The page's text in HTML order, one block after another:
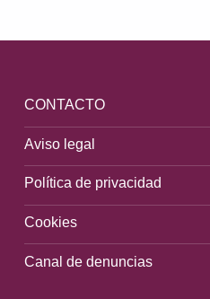
CONTACTO
Aviso legal
Política de privacidad
Cookies
Canal de denuncias